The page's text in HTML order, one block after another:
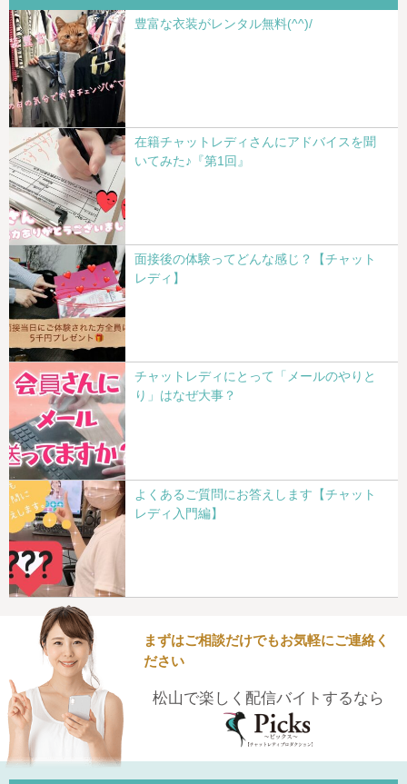
豊富な衣装がレンタル無料(^^)/
在籍チャットレディさんにアドバイスを聞
いてみた♪『第1回』
面接後の体験ってどんな感じ？【チャット
レディ】
チャットレディにとって「メールのやりと
り」はなぜ大事？
よくあるご質問にお答えします【チャット
レディ入門編】
まずはご相談だけでもお気軽にご連絡く
ださい
松山で楽しく配信バイトするなら